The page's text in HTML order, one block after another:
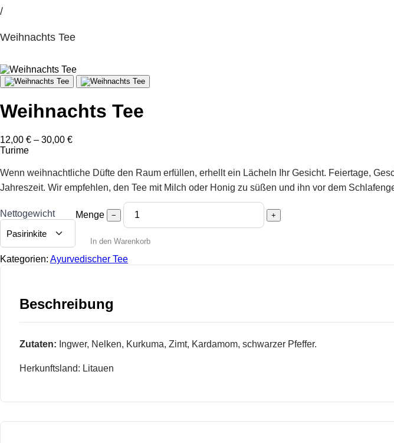
/
Weihnachts Tee
Weihnachts Tee
12,00 € – 30,00 €Preisspanne:
30,00 €
Turime
Wenn weihnachtliche Düfte den Raum erfüllen, erhellt ein Lächeln Ihr Gesicht. Feiertage,
Jahreszeit. Wir empfehlen, den Tee mit Milch oder Honig zu süßen und ihn vor dem
Nettogewicht Menge − +
In den Warenkorb
Kategorien: Ayurvedischer Tee
Beschreibung
Zutaten: Ingwer, Nelken, Kurkuma, Zimt, Kardamom, schwarzer Pfeffer.
Herkunftsland: Litauen